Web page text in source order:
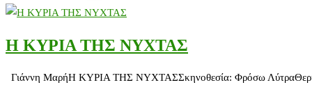
Η ΚΥΡΙΑ ΤΗΣ ΝΥΧΤΑΣ
Γιάννη ΜαρήΗ ΚΥΡΙΑ ΤΗΣ ΝΥΧΤΑΣΣκηνοθεσία: Φρόσω